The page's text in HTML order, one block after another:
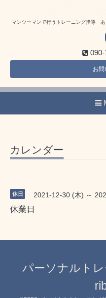
マンツーマンで行うトレーニング指導 あ
お
カレンダー
休日 2021-12-30 (木) ～
休業日
パーソナルト